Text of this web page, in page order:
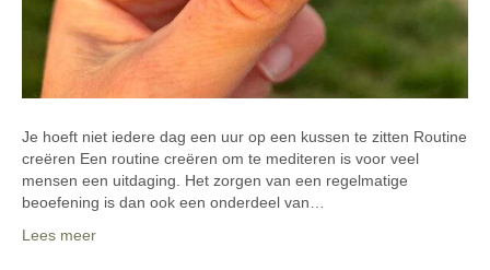
Je hoeft niet iedere dag een uur op een kussen te zitten Routine
creëren Een routine creëren om te mediteren is voor veel
mensen een uitdaging. Het zorgen van een regelmatige
beoefening is dan ook een onderdeel van…
Lees meer